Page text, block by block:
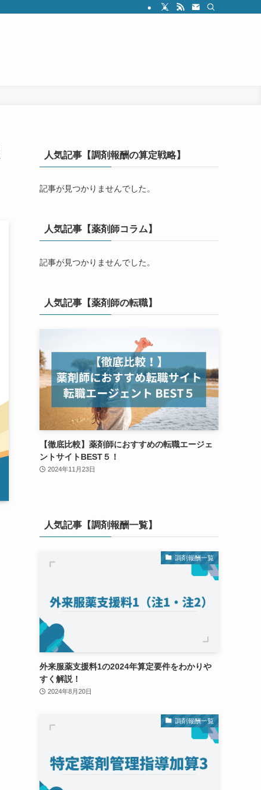
人気記事【調剤報酬の算定戦略】
記事が見つかりませんでした。
人気記事【薬剤師コラム】
記事が見つかりませんでした。
人気記事【薬剤師の転職】
【徹底比較】薬剤師におすすめの転職エージェ
ントサイトBEST５！
2024年11月23日
人気記事【調剤報酬一覧】
調剤報酬一覧
外来服薬支援料1の2024年算定要件をわかりや
すく解説！
2024年8月20日
調剤報酬一覧